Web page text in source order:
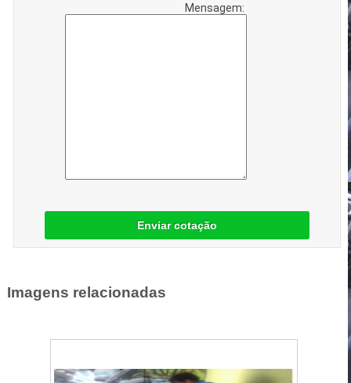
Mensagem:
Enviar cotação
Imagens relacionadas